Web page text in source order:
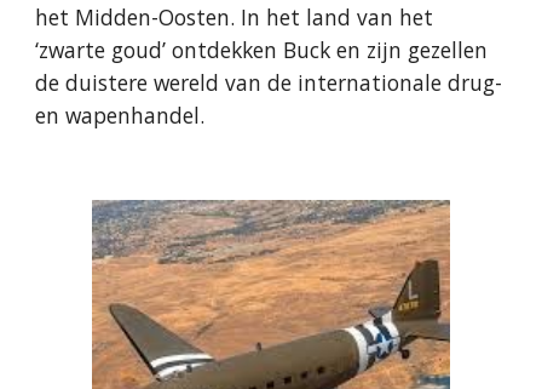
het Midden-Oosten. In het land van het
‘zwarte goud’ ontdekken Buck en zijn gezellen
de duistere wereld van de internationale drug-
en wapenhandel.